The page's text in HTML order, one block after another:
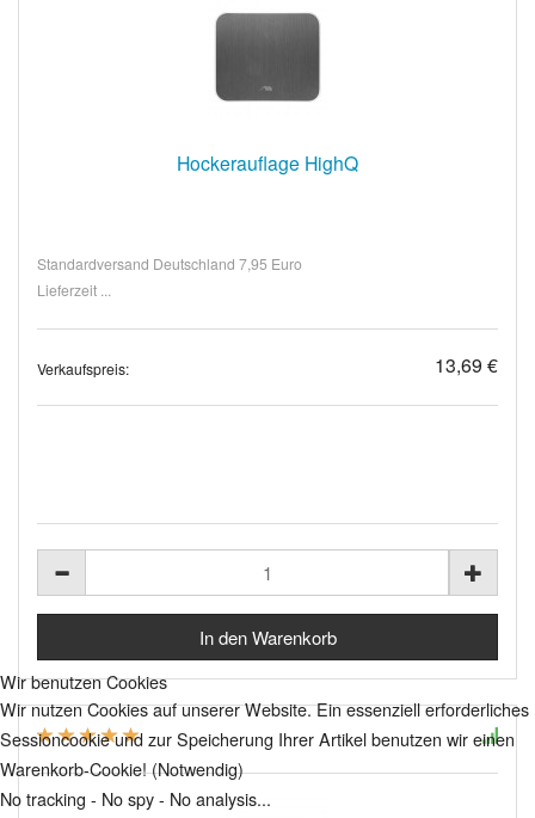
Hockerauflage HighQ
Standardversand Deutschland 7,95 Euro
Lieferzeit ...
Verkaufspreis: 13,69 €
Wir benutzen Cookies
Wir nutzen Cookies auf unserer Website. Ein essenziell erforderliches
Sessioncookie und zur Speicherung Ihrer Artikel benutzen wir einen
Warenkorb-Cookie! (Notwendig)
No tracking - No spy - No analysis...